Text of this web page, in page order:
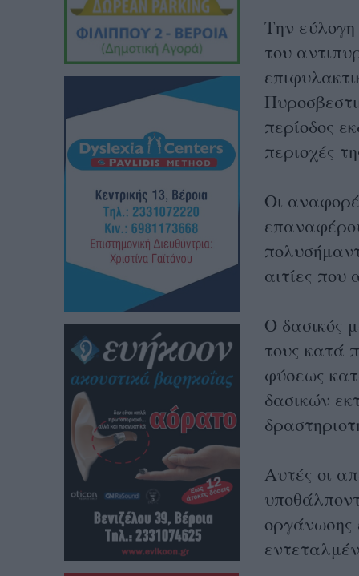
Την εύλογη
του
περίοδος
περιοχές
Οι
αιτίες
Ο δασικός
τους κατά
φύσεως
δασικών
Αυτές οι
οργάνωσης